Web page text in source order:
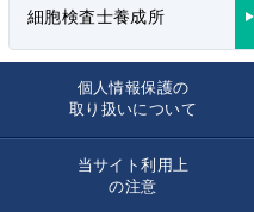
細胞検査士養成所
個人情報保護の
取り扱いについて
当サイト利用上
の注意